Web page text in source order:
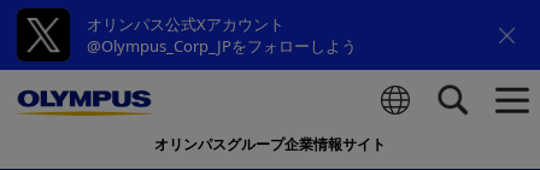
オリンパス公式Xアカウント
@Olympus_Corp_JPをフォローしよう
オリンパスグループ企業情報サイト